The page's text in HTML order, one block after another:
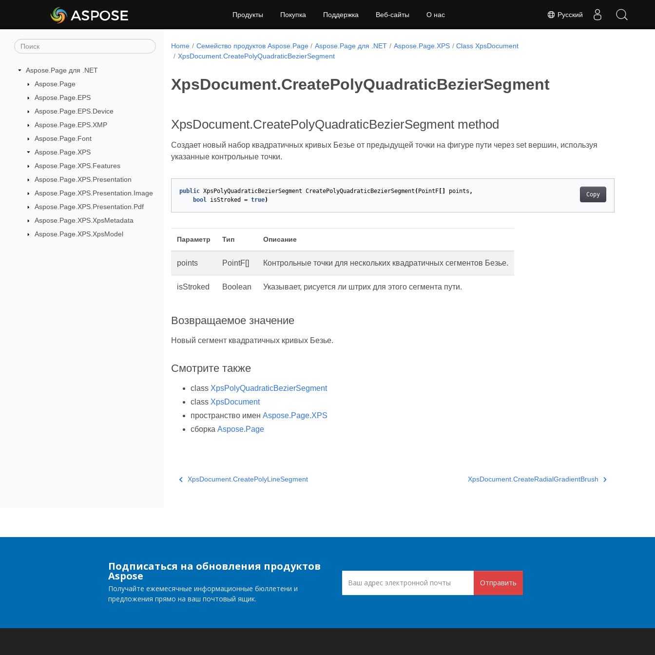
Русский
Продукты Покупка Поддержка Веб-сайты О нас
Aspose.Page для .NET
Aspose.Page
Aspose.Page.EPS
Aspose.Page.EPS.Device
Aspose.Page.EPS.XMP
Aspose.Page.Font
Aspose.Page.XPS
Aspose.Page.XPS.Features
Aspose.Page.XPS.Presentation
Aspose.Page.XPS.Presentation.Image
Aspose.Page.XPS.Presentation.Pdf
Aspose.Page.XPS.XpsMetadata
Aspose.Page.XPS.XpsModel
Home Семейство продуктов Aspose.Page Aspose.Page для .NET Aspose.Page.XPS
Class XpsDocument
XpsDocument.CreatePolyQuadraticBezierSegment
XpsDocument.CreatePolyQuadraticBezierSegment
XpsDocument.CreatePolyQuadraticBezierSegment method
Создает новый набор квадратичных кривых Безье от предыдущей точки на фигуре пути через set вершин, используя
указанные контрольные точки.
Copy
public XpsPolyQuadraticBezierSegment CreatePolyQuadraticBezierSegment ( PointF points ,
bool isStroked = true)
Параметр Тип Описание
points PointF[] Контрольные точки для нескольких квадратичных сегментов Безье.
isStroked Boolean Указывает, рисуется ли штрих для этого сегмента пути.
Возвращаемое значение
Новый сегмент квадратичных кривых Безье.
Смотрите также
class XpsPolyQuadraticBezierSegment
class XpsDocument
пространство имен Aspose.Page.XPS
сборка Aspose.Page
XpsDocument.CreatePolyLineSegment XpsDocument.CreateRadialGradientBrush
Подписаться на обновления продуктов
Aspose
Получайте ежемесячные информационные бюллетени и
предложения прямо на ваш почтовый ящик.
Отправить